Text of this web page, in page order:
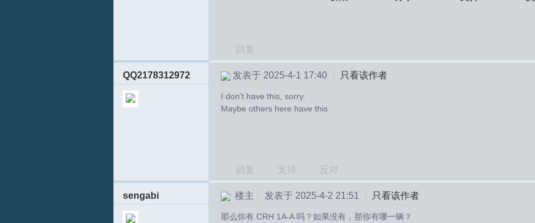
回复
QQ2178312972 发表于 2025-4-1 17:40 只看该作者
I don't have this, sorry.
Maybe others here have this
回复 支持 反对
sengabi 楼主 发表于 2025-4-2 21:51 只看该作者
那么你有 CRH 1A-A 吗？如果没有，那你有哪一辆？